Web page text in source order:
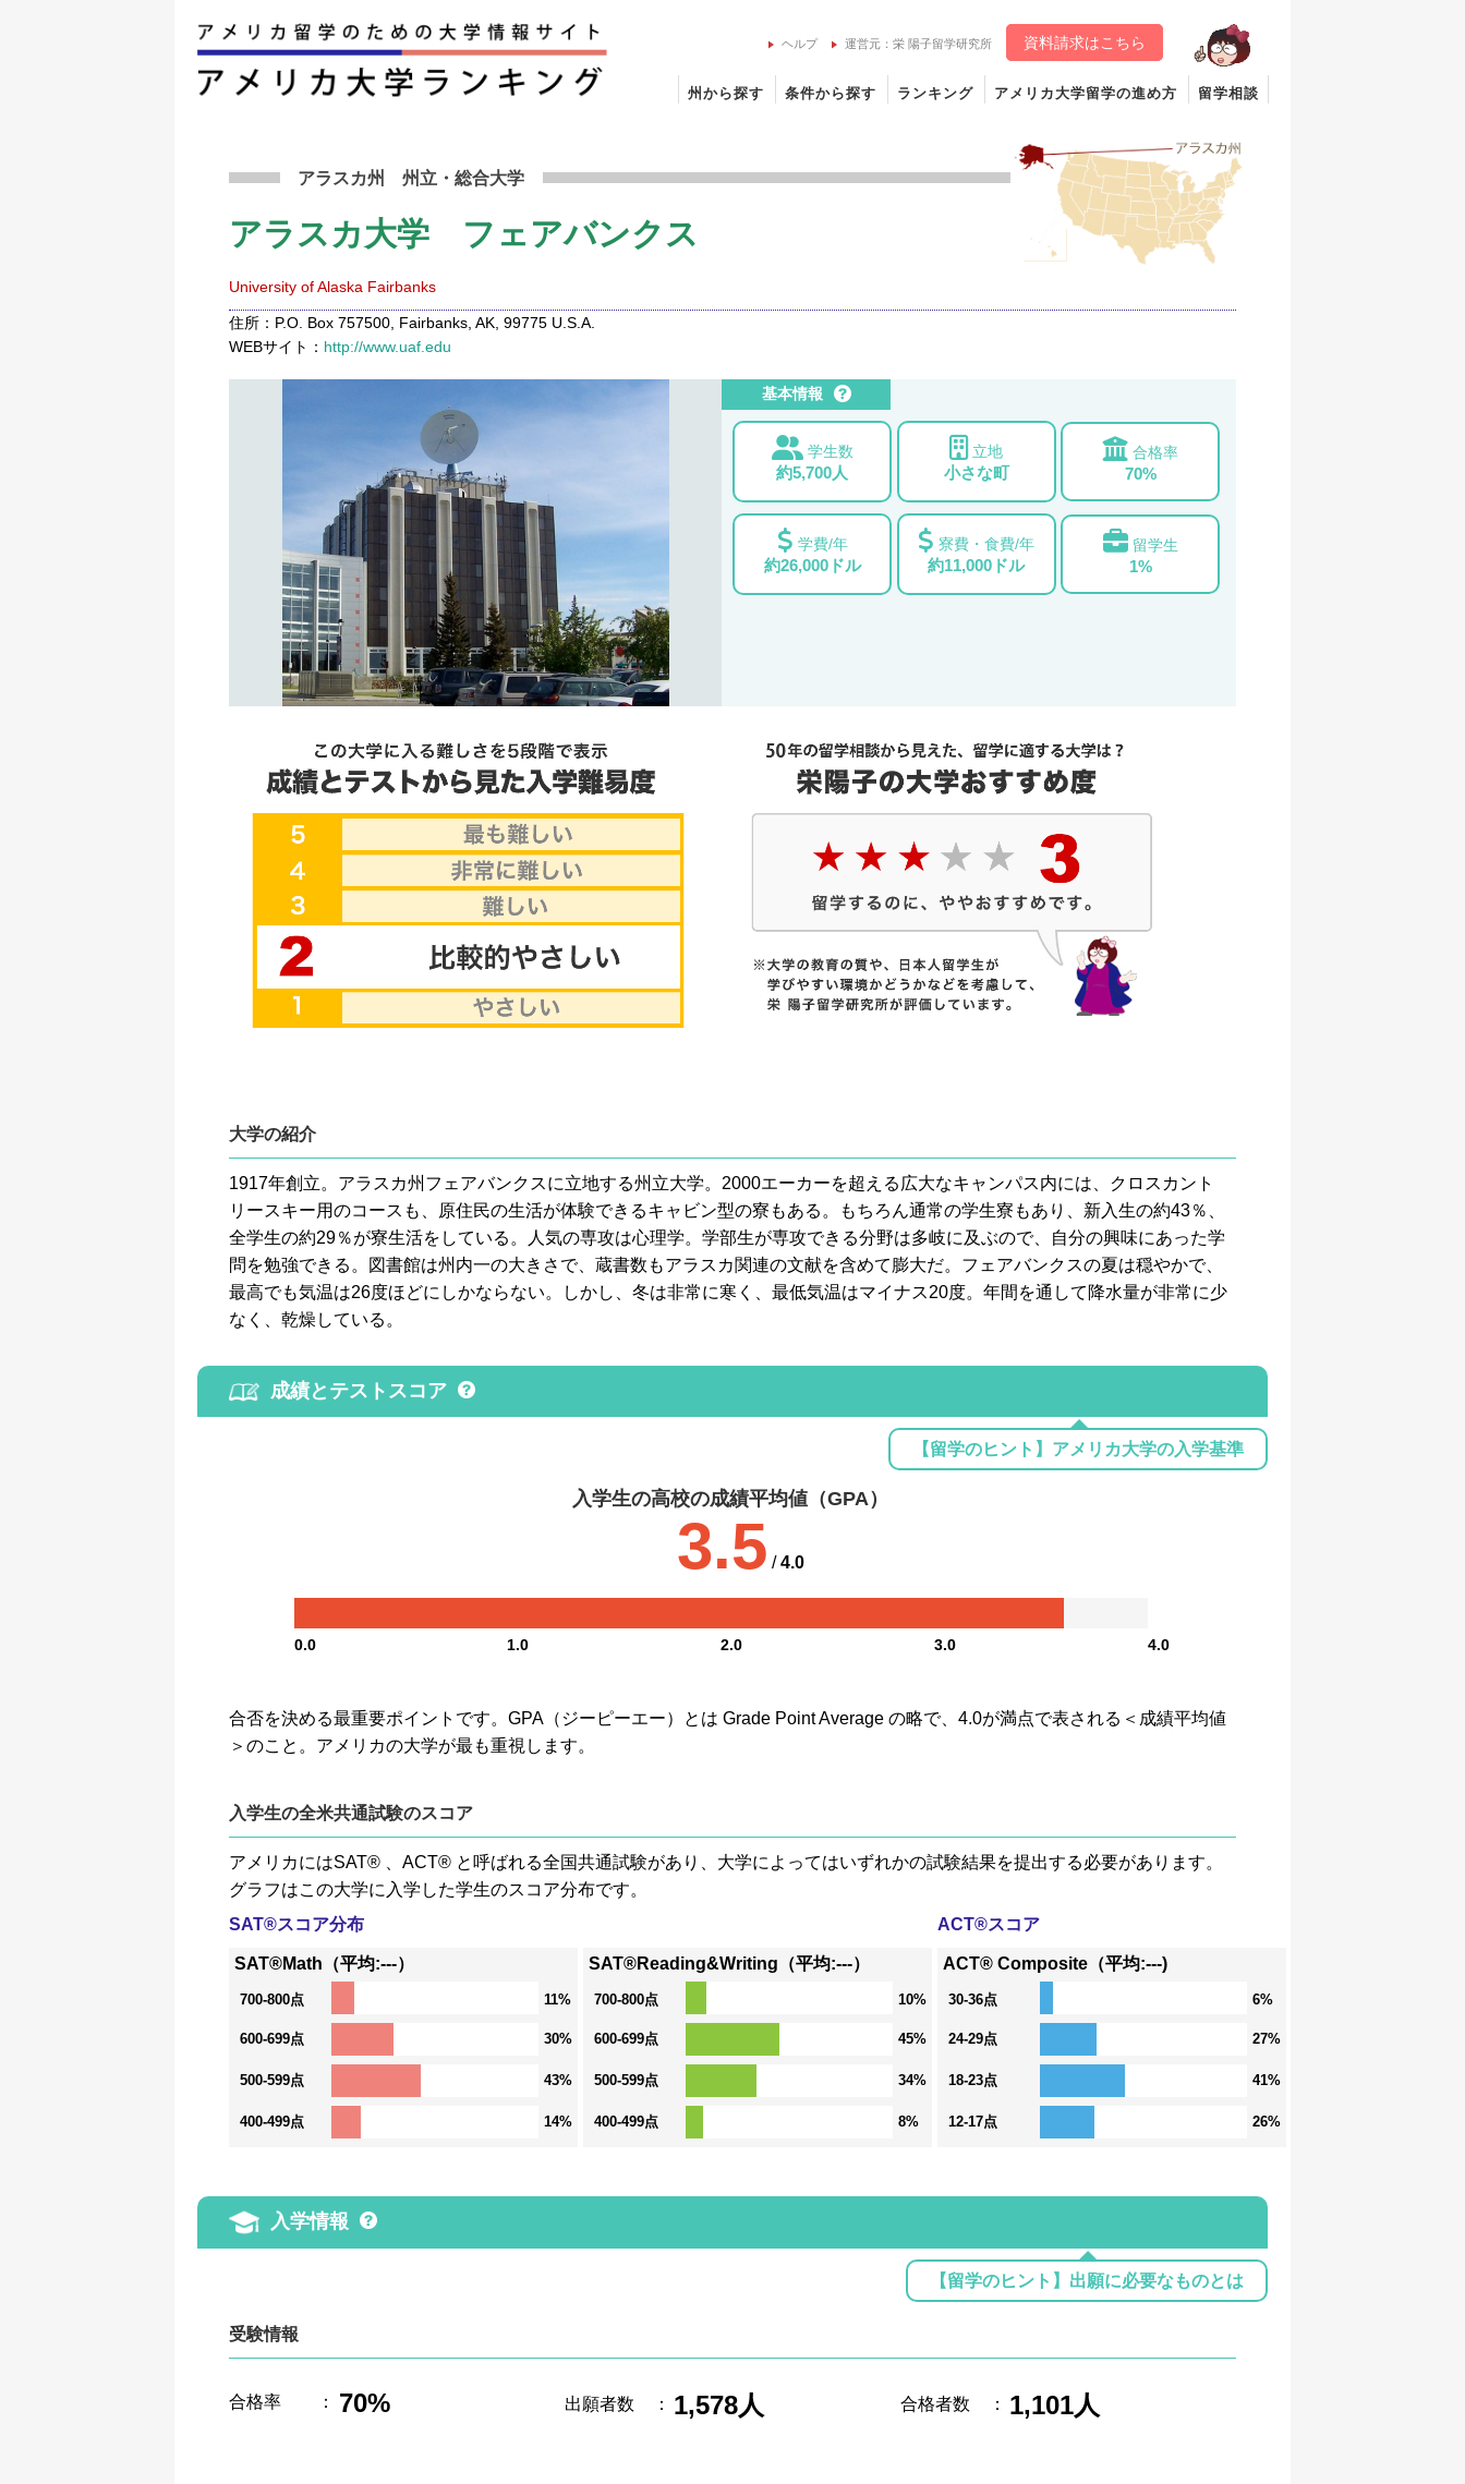
ヘルプ 運営元：栄 陽子留学研究所 資料請求はこちら
州から探す 条件から探す ランキング アメリカ大学留学の進め方 留学相談
アラスカ州州立 ・総合大学
アラスカ大学 フェアバンクス
University of Alaska Fairbanks
住所：P.O. Box 757500, Fairbanks, AK, 99775 U.S.A.
WEBサイト： http://www.uaf.edu
基本情報
学生数
約5,700人
立地
小さな町
合格率
70%
学費/年
約26,000ドル
寮費・食費/年
約11,000ドル
留学生
1%
大学の紹介
1917年創立。アラスカ州フェアバンクスに立地する州立大学。2000エーカーを超える広大なキャンパス内には、クロスカント
リースキー用のコースも、原住民の生活が体験できるキャビン型の寮もある。もちろん通常の学生寮もあり、新入生の約43％、
全学生の約29％が寮生活をしている。人気の専攻は心理学。学部生が専攻できる分野は多岐に及ぶので、自分の興味にあった学
問を勉強できる。図書館は州内一の大きさで、蔵書数もアラスカ関連の文献を含めて膨大だ。フェアバンクスの夏は穏やかで、
最高でも気温は26度ほどにしかならない。しかし、冬は非常に寒く、最低気温はマイナス20度。年間を通して降水量が非常に少
なく、乾燥している。
成績とテストスコア
【留学のヒント】アメリカ大学の入学基準
入学生の高校の成績平均値（GPA）
3.5 /4.0
0.0 1.0 2.0 3.0 4.0
合否を決める最重要ポイントです。GPA（ジーピーエー）とは Grade Point Average の略で、4.0が満点で表される＜成績平均値
＞のこと。アメリカの大学が最も重視します。
入学生の全米共通試験のスコア
アメリカにはSAT® 、ACT® と呼ばれる全国共通試験があり、大学によってはいずれかの試験結果を提出する必要があります。
グラフはこの大学に入学した学生のスコア分布です。
SAT®スコア分布
SAT®Math（平均:---）
700-800点 11%
600-699点 30%
500-599点 43%
400-499点 14%
SAT®Reading&Writing（平均:---）
700-800点 10%
600-699点 45%
500-599点 34%
400-499点 8%
ACT®スコア
ACT® Composite（平均:---)
30-36点 6%
24-29点 27%
18-23点 41%
12-17点 26%
入学情報
【留学のヒント】出願に必要なものとは
受験情報
合格率 ： 70% 出願者数 ： 1,578人 合格者数 ： 1,101人